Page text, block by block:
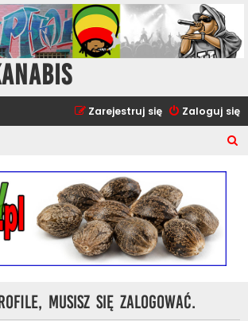
Zaloguj się
Zarejestruj się
musisz się zalogować.